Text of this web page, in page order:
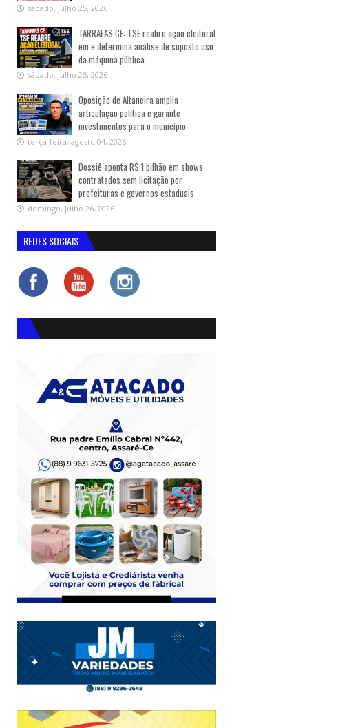
sábado, julho 25, 2026
TARRAFAS CE: TSE reabre ação eleitoral
em e determina análise de suposto uso
da máquina pública
sábado, julho 25, 2026
Oposição de Altaneira amplia
articulação política e garante
investimentos para o município
terça-feira, agosto 04, 2026
Dossiê aponta R$ 1 bilhão em shows
contratados sem licitação por
prefeituras e governos estaduais
domingo, julho 26, 2026
REDES SOCIAIS